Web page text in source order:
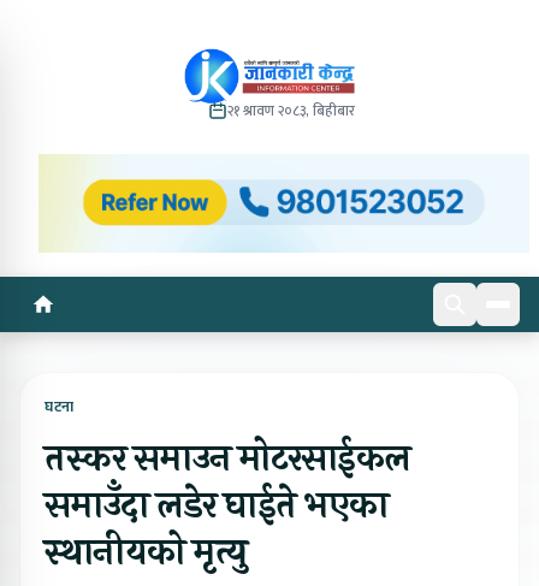
२१ श्रावण २०८३, बिहीबार
घटना
तस्कर समाउन मोटरसाईकल
समाउँदा लडेर घाईते भएका
स्थानीयको मृत्यु